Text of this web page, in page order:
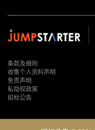
条款及细则
收集个人资料声明
免责声明
私隐权政策
招标公告